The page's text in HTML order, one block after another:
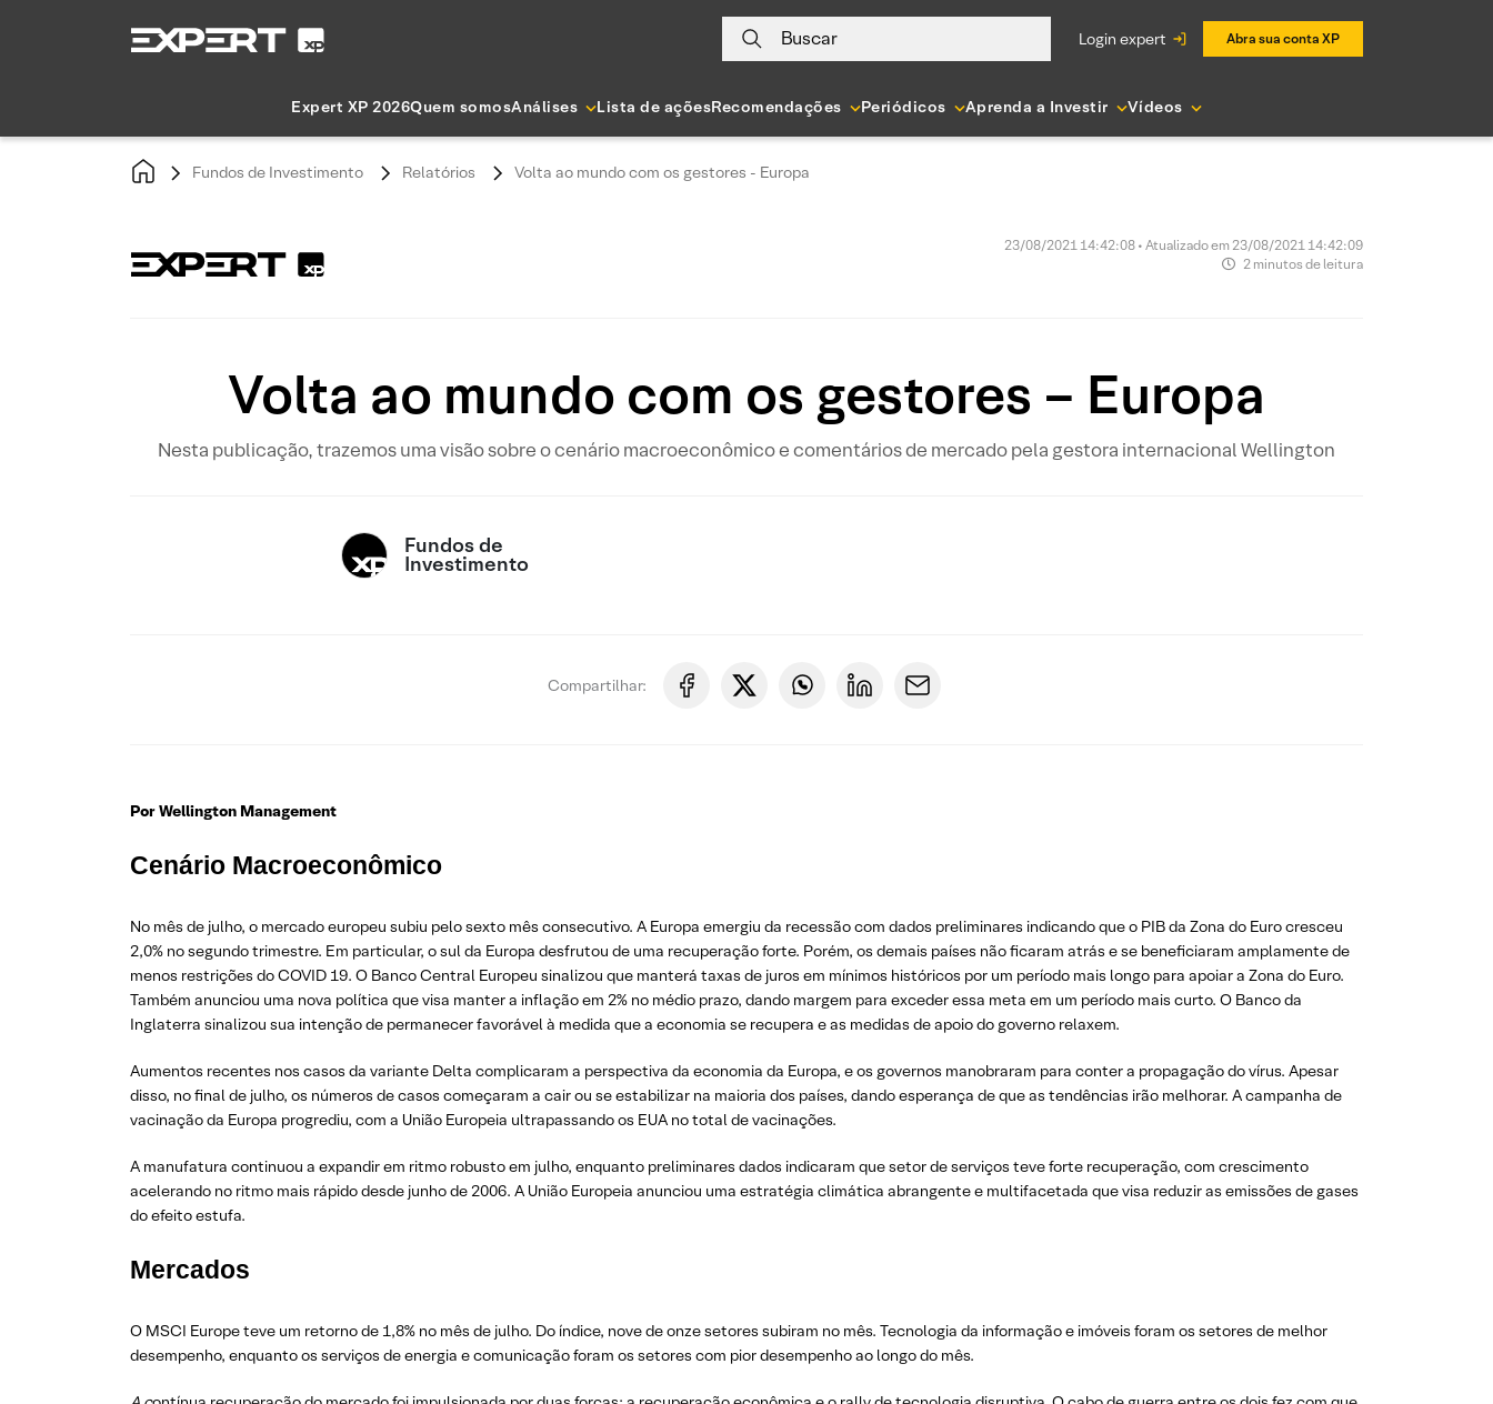
Buscar login expert Abra sua conta XP
Expert XP 2026Quem somosAnálises Lista de açõesRecomendações Periódicos Aprenda a Investir Vídeos
Fundos de Investimento Relatórios Volta ao mundo com os gestores - Europa
23/08/2021 14:42:08 • Atualizado em 23/08/2021 14:42:09
2 minutos de leitura
Volta ao mundo com os gestores – Europa
Nesta publicação, trazemos uma visão sobre o cenário macroeconômico e comentários de mercado pela gestora internacional Wellington
Fundos de
Investimento
Compartilhar:
Por Wellington Management
Cenário Macroeconômico
No mês de julho, o mercado europeu subiu pelo sexto mês consecutivo. A Europa emergiu da recessão com dados preliminares indicando que o PIB da Zona do Euro cresceu
2,0% no segundo trimestre. Em particular, o sul da Europa desfrutou de uma recuperação forte. Porém, os demais países não ficaram atrás e se beneficiaram amplamente de
menos restrições do COVID 19. O Banco Central Europeu sinalizou que manterá taxas de juros em mínimos históricos por um período mais longo para apoiar a Zona do Euro.
Também anunciou uma nova política que visa manter a inflação em 2% no médio prazo, dando margem para exceder essa meta em um período mais curto. O Banco da
Inglaterra sinalizou sua intenção de permanecer favorável à medida que a economia se recupera e as medidas de apoio do governo relaxem.
Aumentos recentes nos casos da variante Delta complicaram a perspectiva da economia da Europa, e os governos manobraram para conter a propagação do vírus. Apesar
disso, no final de julho, os números de casos começaram a cair ou se estabilizar na maioria dos países, dando esperança de que as tendências irão melhorar. A campanha de
vacinação da Europa progrediu, com a União Europeia ultrapassando os EUA no total de vacinações.
A manufatura continuou a expandir em ritmo robusto em julho, enquanto preliminares dados indicaram que setor de serviços teve forte recuperação, com crescimento
acelerando no ritmo mais rápido desde junho de 2006. A União Europeia anunciou uma estratégia climática abrangente e multifacetada que visa reduzir as emissões de gases
do efeito estufa.
Mercados
O MSCI Europe teve um retorno de 1,8% no mês de julho. Do índice, nove de onze setores subiram no mês. Tecnologia da informação e imóveis foram os setores de melhor
desempenho, enquanto os serviços de energia e comunicação foram os setores com pior desempenho ao longo do mês.